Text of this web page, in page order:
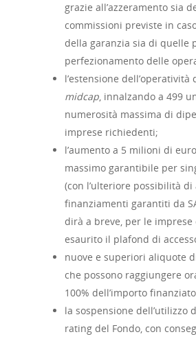
grazie all’azzeramento sia
commissioni previste in
della garanzia sia di quelle
perfezionamento delle
l’estensione dell’operatività
midcap, innalzando a 499
numerosità massima di
imprese richiedenti;
l’aumento a 5 milioni di
massimo garantibile per
(con l’ulteriore possibilità di
finanziamenti garantiti da
dirà a breve, per le imprese
esaurito il plafond di
nuove e superiori aliquote
che possono raggiungere
100% dell’importo finanziato
la sospensione dell’utilizzo
rating del Fondo, con